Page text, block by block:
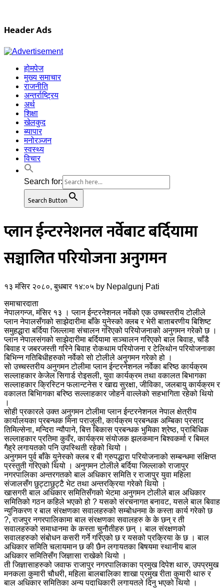
content
Header Ads
होमपेज
मुख्य समाचार
राजनीति
अन्तर्राष्ट्रिय
अर्थ
शिक्षा
खेलकुद
ब्यापार
मनोरञ्जन
स्वस्थ्य
विचार
Search for:
Search Button
प्लान ईन्टरनेशनल नर्वेबाट बर्दियामा
सञ्चालित परियोजना अनुगमन
१३ मंसिर २०८०, बुधबार १४:०५ by Nepalgunj Pati
समाचारदाता
नेपालगन्ज, मंसिर १३ । प्लान ईन्टरनेशनल नर्वेको एक उच्चस्तरीय टोलीले
प्लान नेपालसँगको साझेदारीमा बाँके युनेस्को क्लब र भेरी बाताबरणीय बिशिष्ट
समुहद्धारा बर्दिया जिल्लामा संचालन गरिएको परियोजनाको अनुगमन गरेको छ ।
प्लान नेपालसंगको साझेदारीमा बर्दियामा सञ्चालन गरिएको बाल बिवाह, चाँडै
बिवाह र जबरजस्ती गरिने बिवाह रोकथाम परियोजना र टेलिथोन परियोजनाका
बिभिन्न गतिबिधीहरुको नर्वेको सो टोलीले अनुगमन गरेको हो ।
सो उच्चस्तरीय अनुगमन टोलीमा प्लान ईन्टरनेशनल नर्वेका बरिष्ठ कार्यक्रम
सल्लाहकार केजेल सिगार्ड रोइसली, युवा कार्यक्रम तथा वकालत बिभागका
सल्लाहकार क्रिस्टिन फलान्टनेस र खाद्य सुरक्षा, जीविका, जलबायु कार्यक्रम र
वकालत बिभिागका बरिष्ठ सल्लाहकार जोहने वाल्लेको सहभागिता रहेको थियो
।
सोही प्रकारले उक्त अनुगमन टोलीमा प्लान ईन्टरनेशनल नेपाल क्षेत्रीय
कार्यालयका प्रबन्धक मिना पराजुली, कार्यक्रम प्रबन्धक अम्बिका प्रसाद
तिमिल्सेना, मन्दिरा न्यौपाने, बित्त बिकास प्रबन्धक भुमिका श्रेष्ठ, प्राबिधिक
सल्लाहकार प्रतिमा कुवँर, कार्यक्रम संयोजक झलकमान बिश्वकर्मा र बिमल
गैह्रे लगायतको पनि उपस्थिती रहेको थियो ।
अनुगमन पुर्व बाँके युनेस्को क्लब र बी ग्रुपद्धारा परियोजनाको सम्बन्धमा संक्षिप्त
प्रस्तुती गरिएको थियो । अनुगमन टोलीले बर्दिया जिल्लाको राजापुर
नगरपालिका अन्तरगतको बाल अधिकार समिति र राजापुर युवा महिला
संजालसँग छुट्टाछुट्टै भेट तथा अन्तरक्रिया गरेको थियो ।
खासगरी बाल अधिकार समितिसँगको भेटमा अनुगमन टोलीले बाल अधिकार
समितिको गठन कहिले भएको हो ? यसको संरचनागत बनावट, यसले बाल बिवाह
न्युनिकरण र बाल संरक्षणका सवालहरुको सम्बोधनमा के कस्ता कार्य गरेको छ
?, राजपुर नगरपालिकामा बाल संरक्षणका सवालहरु के के छन् र ती
सवालहरुको समाधानमा के कस्ता चुनौतीहरु छन् । बाल संरक्षणको
सवालहरुको संबोधन कसरी गर्ने गरिएको छ र यसको प्रक्रिया के छ । बाल
अधिकार समिति चलायमान छ की छैन लगायतका बिषयमा स्थानीय बाल
अधिकार समितिसँग जिज्ञासा राखेको थियो ।
ती जिज्ञासाहरुको जवाफ राजापुर नगरपालिकाका प्रमुख दिपेश थारु, उपप्रमुख
मनकला कुमारी चौधरी, महिला बालबालिका शाखा प्रमुख रीता कुमारी थारु र
बाल अधिकार समितिका अन्य पदाधिकारी लगायतले दिनु भएको थियो ।